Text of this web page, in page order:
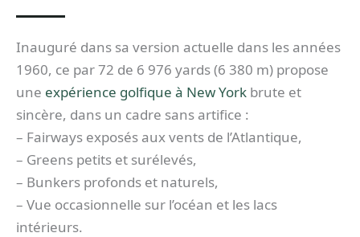
Inauguré dans sa version actuelle dans les années
1960, ce par 72 de 6 976 yards (6 380 m) propose
une expérience golfique à New York brute et
sincère, dans un cadre sans artifice :
– Fairways exposés aux vents de l’Atlantique,
– Greens petits et surélevés,
– Bunkers profonds et naturels,
– Vue occasionnelle sur l’océan et les lacs
intérieurs.